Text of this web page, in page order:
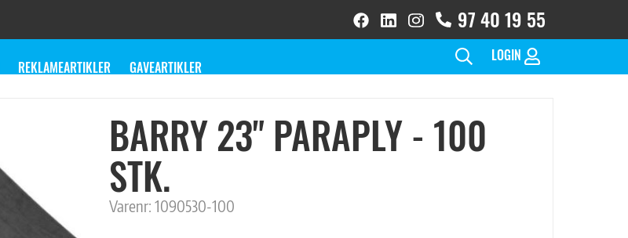
facebook
brands
linkedin
brands
instagram
brands
solid(1)
97 40 19 55
REKLAMEARTIKLER GAVEARTIKLER
LOGIN
BARRY 23" PARAPLY - 100
STK.
Varenr:1090530-100